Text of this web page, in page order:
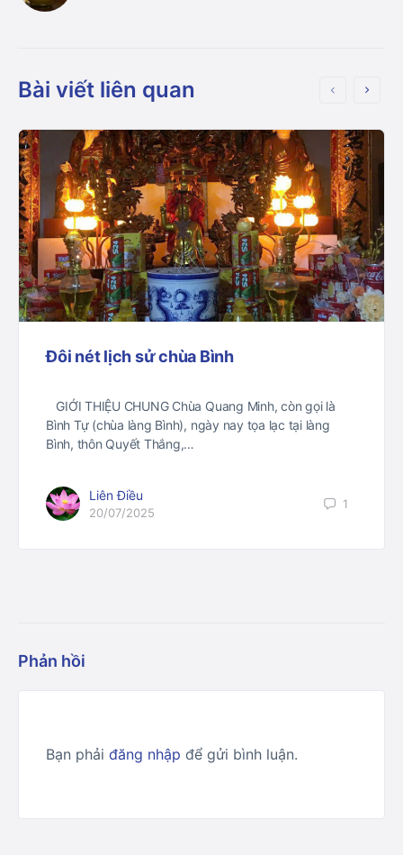
Bài viết liên quan
Đôi nét lịch sử chùa Bình
GIỚI THIỆU CHUNG Chùa Quang Minh, còn gọi là
Bình Tự (chùa làng Bình), ngày nay tọa lạc tại làng
Bình, thôn Quyết Thắng,…
Liên Điều
20/07/2025
1
Phản hồi
Bạn phải đăng nhập để gửi bình luận.